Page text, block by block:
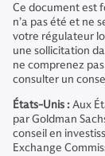
Ce document est
n’a pas été et ne
votre régulateur
une sollicitation
ne comprenez
consulter un
États-Unis :Aux
par Goldman
conseil en
Exchange